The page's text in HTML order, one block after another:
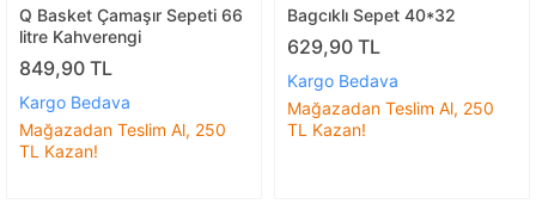
Q Basket Çamaşır Sepeti 66
litre Kahverengi
849,90 TL
Kargo Bedava
Mağazadan Teslim Al, 250
TL Kazan!
Bagcıklı Sepet 40*32
629,90 TL
Kargo Bedava
Mağazadan Teslim Al, 250
TL Kazan!